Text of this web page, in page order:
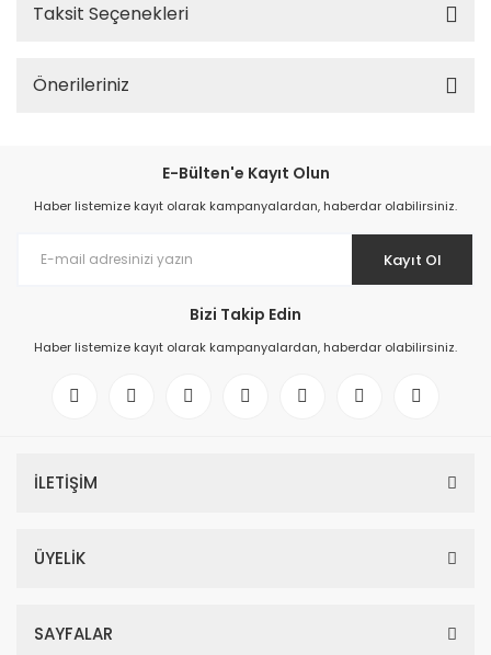
Taksit Seçenekleri
Önerileriniz
E-Bülten'e Kayıt Olun
Haber listemize kayıt olarak kampanyalardan, haberdar olabilirsiniz.
Kayıt Ol
Bizi Takip Edin
Haber listemize kayıt olarak kampanyalardan, haberdar olabilirsiniz.
İLETİŞİM
ÜYELİK
SAYFALAR